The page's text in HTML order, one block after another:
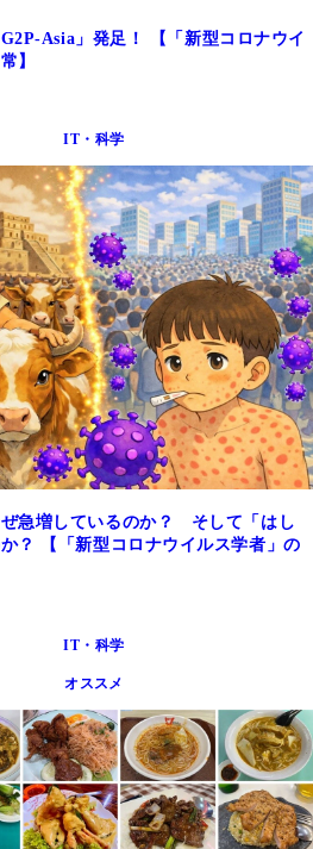
Asia」発足！ 【「新型コロナウイ
】
IT・科学
急増しているのか？ そして「はし
？ 【「新型コロナウイルス学者」の
IT・科学
オススメ